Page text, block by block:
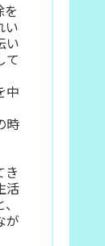
を
い
い
て
中
時
き
活
が